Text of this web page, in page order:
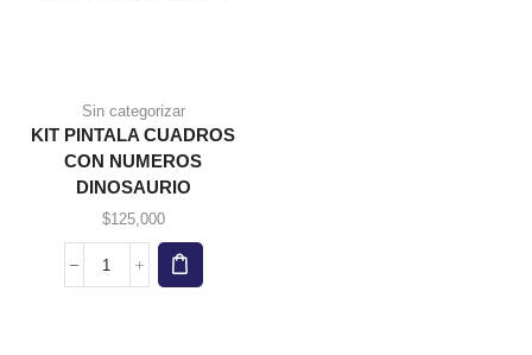
Sin categorizar
KIT PINTALA CUADROS
CON NUMEROS
DINOSAURIO
$125,000
KIT